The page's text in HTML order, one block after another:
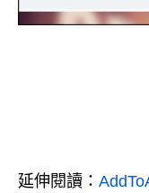
延伸閱讀：